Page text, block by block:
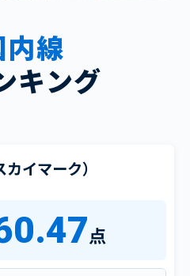
線
キング
イマーク）
点